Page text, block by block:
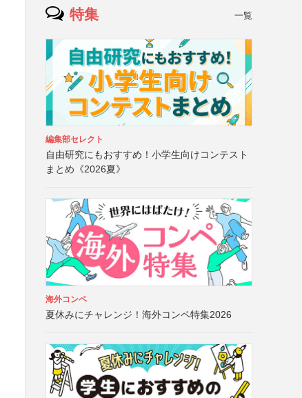
特集 一覧
編集部セレクト
自由研究にもおすすめ！小学生向けコンテスト
まとめ《2026夏》
海外コンペ
夏休みにチャレンジ！海外コンペ特集2026